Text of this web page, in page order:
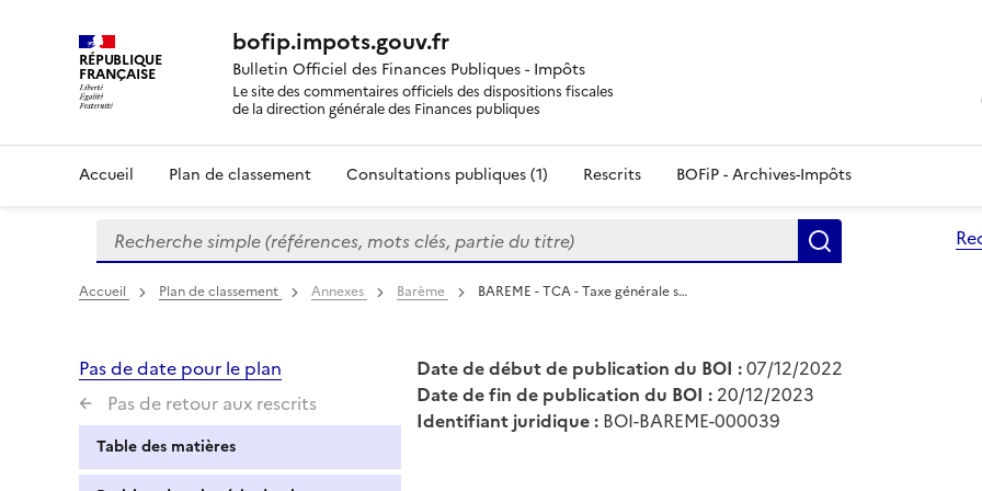
RÉPUBLIQUE
FRANÇAISE
bofip.impots.gouv.fr
Bulletin Officiel des Finances Publiques - Impôts
Le site des commentaires officiels des dispositions fiscales
de la direction générale des Finances publiques
Accueil Plan de classement Consultations publiques (1) Rescrits BOFiP - Archives-Impôts
Formulaire
de
recherche
Recherche simple (références, mots clés, partie du titre)
Accueil Plan de classement Annexes Barème BAREME - TCA - Taxe générale s…
Pas de date pour le plan
Pas de retour aux rescrits
Table des matières
Date de début de publication du BOI :07/12/2022
Date de fin de publication du BOI : 20/12/2023
Identifiant juridique : BOI-BAREME-000039